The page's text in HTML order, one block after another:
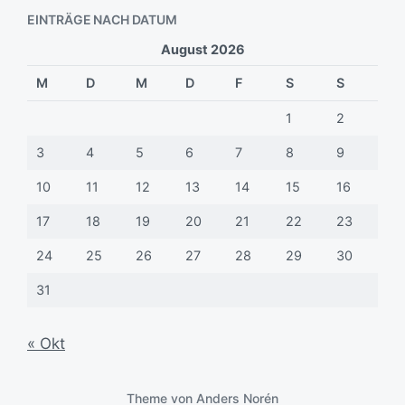
EINTRÄGE NACH DATUM
August 2026
M D M D F S S
1 2
3 4 5 6 7 8 9
10 11 12 13 14 15 16
17 18 19 20 21 22 23
24 25 26 27 28 29 30
31
« Okt
Theme von Anders Norén